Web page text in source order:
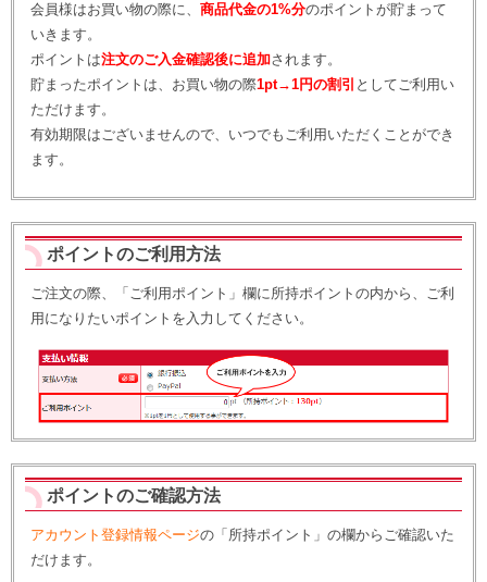
会員様はお買い物の際に、 商品代金の1%分のポイントが貯まって
いきます。
ポイントは注文のご入金確認後に追加されます。
貯まったポイントは、お買い物の際1pt→1円の割引 としてご利用い
ただけます。
有効期限はございませんので、いつでもご利用いただくことができ
ます。
ポイントのご利用方法
ご注文の際、「ご利用ポイント」欄に所持ポイントの内から、ご利
用になりたいポイントを入力してください。
ポイントのご確認方法
アカウント登録情報ページの「所持ポイント」の欄からご確認いた
だけます。